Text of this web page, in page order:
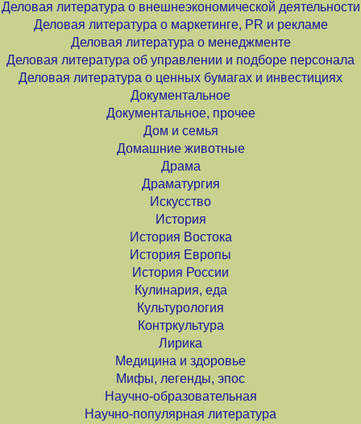
Деловая литература о внешнеэкономической деятельности
Деловая литература о маркетинге, PR и рекламе
Деловая литература о менеджменте
Деловая литература об управлении и подборе персонала
Деловая литература о ценных бумагах и инвестициях
Документальное
Документальное, прочее
Дом и семья
Домашние животные
Драма
Драматургия
Искусство
История
История Востока
История Европы
История России
Кулинария, еда
Культурология
Контркультура
Лирика
Медицина и здоровье
Мифы, легенды, эпос
Научно-образовательная
Научно-популярная литература